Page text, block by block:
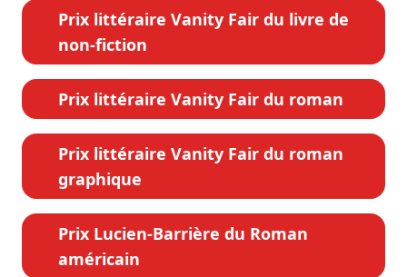
Prix littéraire Vanity Fair du livre de
non-fiction
Prix littéraire Vanity Fair du roman
Prix littéraire Vanity Fair du roman
graphique
Prix Lucien-Barrière du Roman
américain